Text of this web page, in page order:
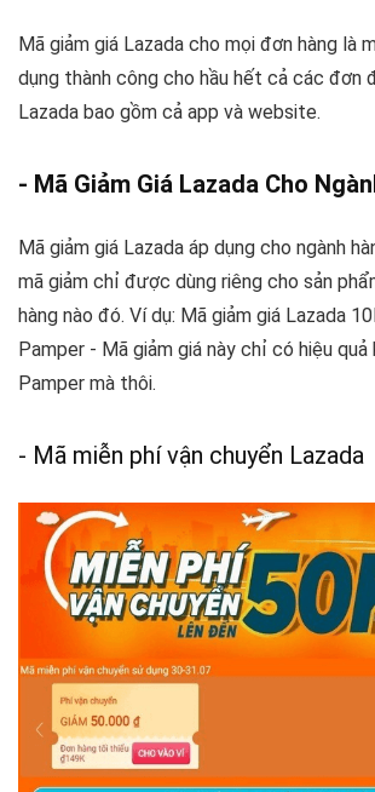
Mã giảm giá Lazada cho mọi đơn hàng là
dụng thành công cho hầu hết cả các đơn
Lazada bao gồm cả app và website.
- Mã Giảm Giá Lazada Cho
Mã giảm giá Lazada áp dụng cho ngành
mã giảm chỉ được dùng riêng cho sản
hàng nào đó. Ví dụ: Mã giảm giá Lazada
Pamper - Mã giảm giá này chỉ có hiệu quả
Pamper mà thôi.
- Mã miễn phí vận chuyển Lazada